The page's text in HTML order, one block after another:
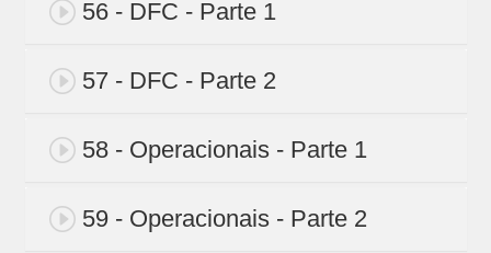
56 - DFC - Parte 1
57 - DFC - Parte 2
58 - Operacionais - Parte 1
59 - Operacionais - Parte 2